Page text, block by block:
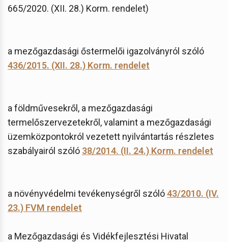
665/2020. (XII. 28.) Korm. rendelet)
a mezőgazdasági őstermelői igazolványról szóló
436/2015. (XII. 28.) Korm. rendelet
a földművesekről, a mezőgazdasági
termelőszervezetekről, valamint a mezőgazdasági
üzemközpontokról vezetett nyilvántartás részletes
szabályairól szóló 38/2014. (II. 24.) Korm. rendelet
a növényvédelmi tevékenységről szóló43/2010. (IV.
23.) FVM rendelet
a Mezőgazdasági és Vidékfejlesztési Hivatal